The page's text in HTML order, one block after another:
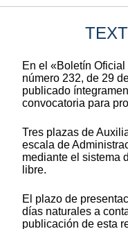
En el «Boletín
número 232, de 29
publicado
convocatoria para
Tres plazas de
escala de
mediante el sistema
libre.
El plazo de
días naturales a
publicación de esta